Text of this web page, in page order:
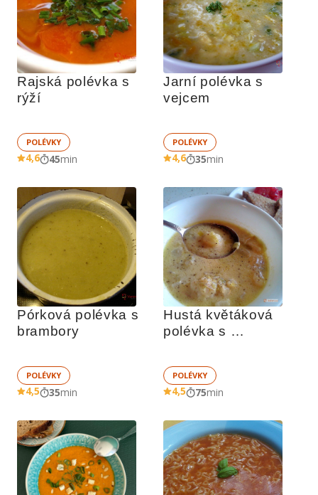
Rajská polévka s
rýží
POLÉVKY
4,6 45min
Jarní polévka s
vejcem
POLÉVKY
4,6 35min
Pórková polévka s
brambory
POLÉVKY
4,5 35min
Hustá květáková
polévka s
POLÉVKY
4,5 75min